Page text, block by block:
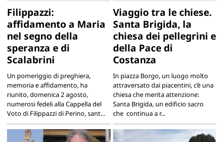
Filippazzi:
affidamento a Maria
nel segno della
speranza e di
Scalabrini
Un pomeriggio di preghiera,
memoria e affidamento, ha
riunito, domenica 2 agosto,
numerosi fedeli alla Cappella del
Voto di Filippazzi di Perino, sant...
Viaggio tra le chiese.
Santa Brigida, la
chiesa dei pellegrini e
della Pace di
Costanza
In piazza Borgo, un luogo molto
attraversato dai piacentini, c’è una
chiesa che merita attenzione:
Santa Brigida, un edificio sacro
che continua a r...